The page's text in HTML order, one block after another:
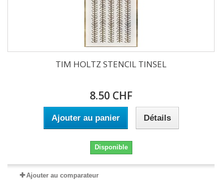
TIM HOLTZ STENCIL TINSEL
8.50 CHF
Ajouter au panier Détails
Disponible
Ajouter au comparateur